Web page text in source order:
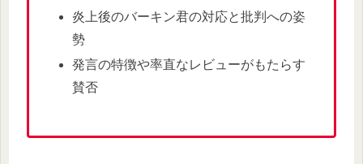
炎上後のバーキン君の対応と批判への姿
勢
発言の特徴や率直なレビューがもたらす
賛否